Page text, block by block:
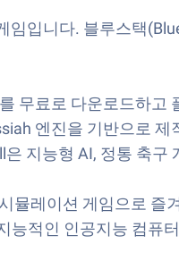
임입니다. 블루스택
무료로 다운로드하
엔진을 기반으로
지능형 AI, 정통 축
뮬레이션 게임으로
능적인 인공지능 컴퓨